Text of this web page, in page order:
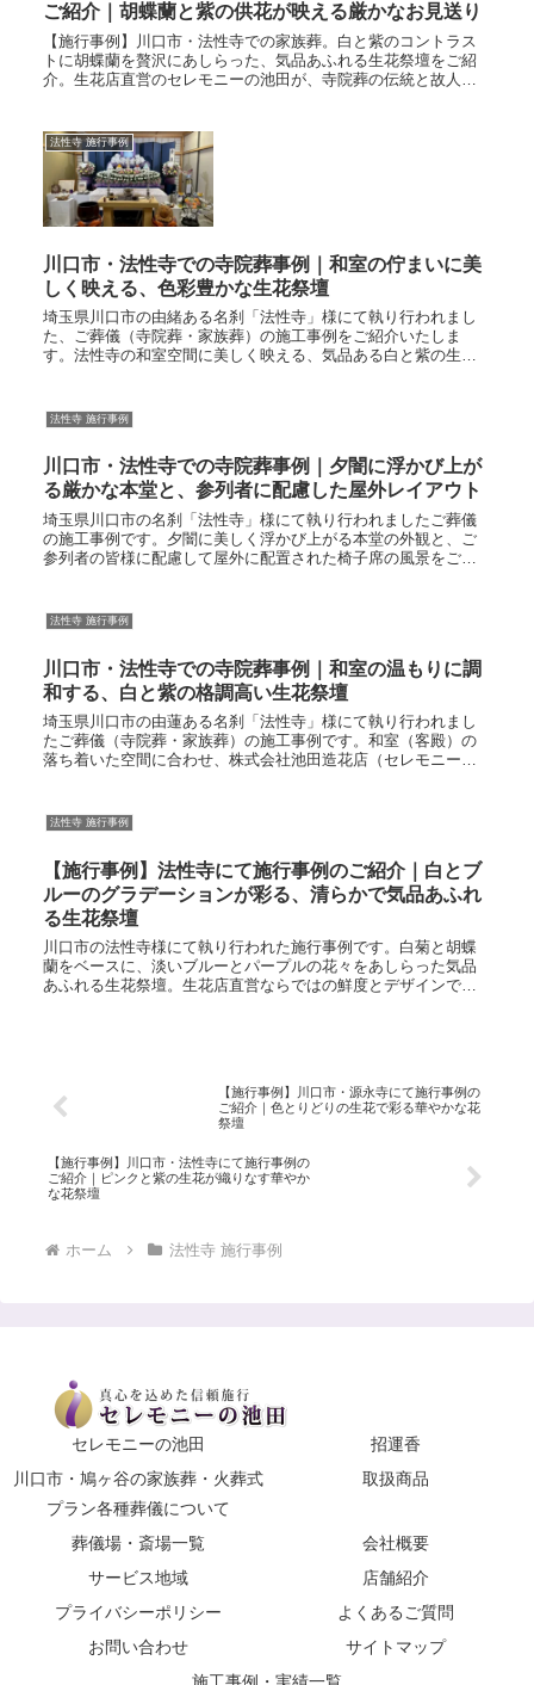
ご紹介｜胡蝶蘭と紫の供花が映える厳かなお見送り
【施行事例】川口市・法性寺での家族葬。白と紫のコントラス
トに胡蝶蘭を贅沢にあしらった、気品あふれる生花祭壇をご紹
介。生花店直営のセレモニーの池田が、寺院葬の伝統と故人様
法性寺 施行事例
川口市・法性寺での寺院葬事例｜和室の佇まいに美
しく映える、色彩豊かな生花祭壇
埼玉県川口市の由緒ある名刹「法性寺」様にて執り行われまし
た、ご葬儀（寺院葬・家族葬）の施工事例をご紹介いたしま
す。法性寺の和室空間に美しく映える、気品ある白と紫の生花
法性寺 施行事例
川口市・法性寺での寺院葬事例｜夕闇に浮かび上が
る厳かな本堂と、参列者に配慮した屋外レイアウト
埼玉県川口市の名刹「法性寺」様にて執り行われましたご葬儀
の施工事例です。夕闇に美しく浮かび上がる本堂の外観と、ご
参列者の皆様に配慮して屋外に配置された椅子席の風景をご紹
法性寺 施行事例
川口市・法性寺での寺院葬事例｜和室の温もりに調
和する、白と紫の格調高い生花祭壇
埼玉県川口市の由蓮ある名刹「法性寺」様にて執り行われまし
たご葬儀（寺院葬・家族葬）の施工事例です。和室（客殿）の
落ち着いた空間に合わせ、株式会社池田造花店（セレモニーの
法性寺 施行事例
【施行事例】法性寺にて施行事例のご紹介｜白とブ
ルーのグラデーションが彩る、清らかで気品あふれ
る生花祭壇
川口市の法性寺様にて執り行われた施行事例です。白菊と胡蝶
蘭をベースに、淡いブルーとパープルの花々をあしらった気品
あふれる生花祭壇。生花店直営ならではの鮮度とデザインで、
【施行事例】川口市・源永寺にて施行事例の
ご紹介｜色とりどりの生花で彩る華やかな花
祭壇
【施行事例】川口市・法性寺にて施行事例の
ご紹介｜ピンクと紫の生花が織りなす華やか
な花祭壇
ホーム 法性寺 施行事例
セレモニーの池田
招運香
川口市・鳩ヶ谷の家族葬・火葬式
プラン各種葬儀について
取扱商品
葬儀場・斎場一覧
会社概要
サービス地域
店舗紹介
プライバシーポリシー
よくあるご質問
お問い合わせ
サイトマップ